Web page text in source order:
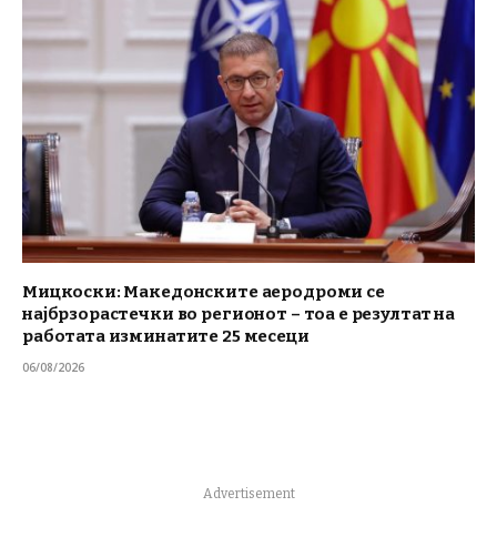
Мицкоски: Македонските аеродроми се
најбрзорастечки во регионот – тоа е резултат на
работата изминатите 25 месеци
06/08/2026
Advertisement